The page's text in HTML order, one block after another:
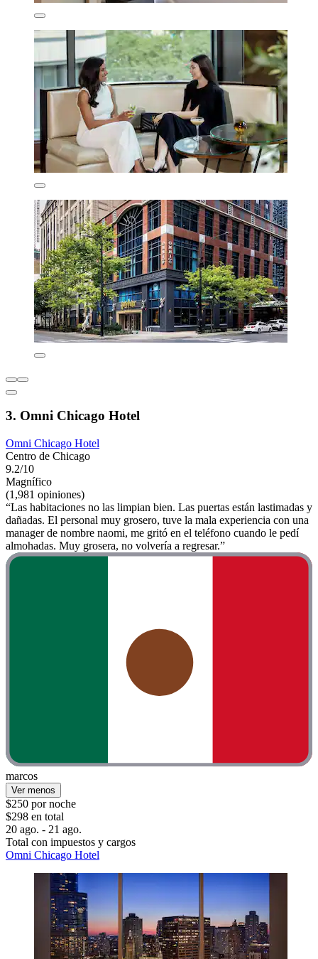
3. Omni Chicago Hotel
Omni Chicago Hotel
Centro de Chicago
9.2/10
Magnífico
(1,981 opiniones)
“Las habitaciones no las limpian bien. Las puertas están lastimadas y
dañadas. El personal muy grosero, tuve la mala experiencia con una
manager de nombre naomi, me gritó en el teléfono cuando le pedí
almohadas. Muy grosera, no volvería a regresar.”
marcos
Ver menos
$250 por noche
$298 en total
20 ago. - 21 ago.
Total con impuestos y cargos
Omni Chicago Hotel